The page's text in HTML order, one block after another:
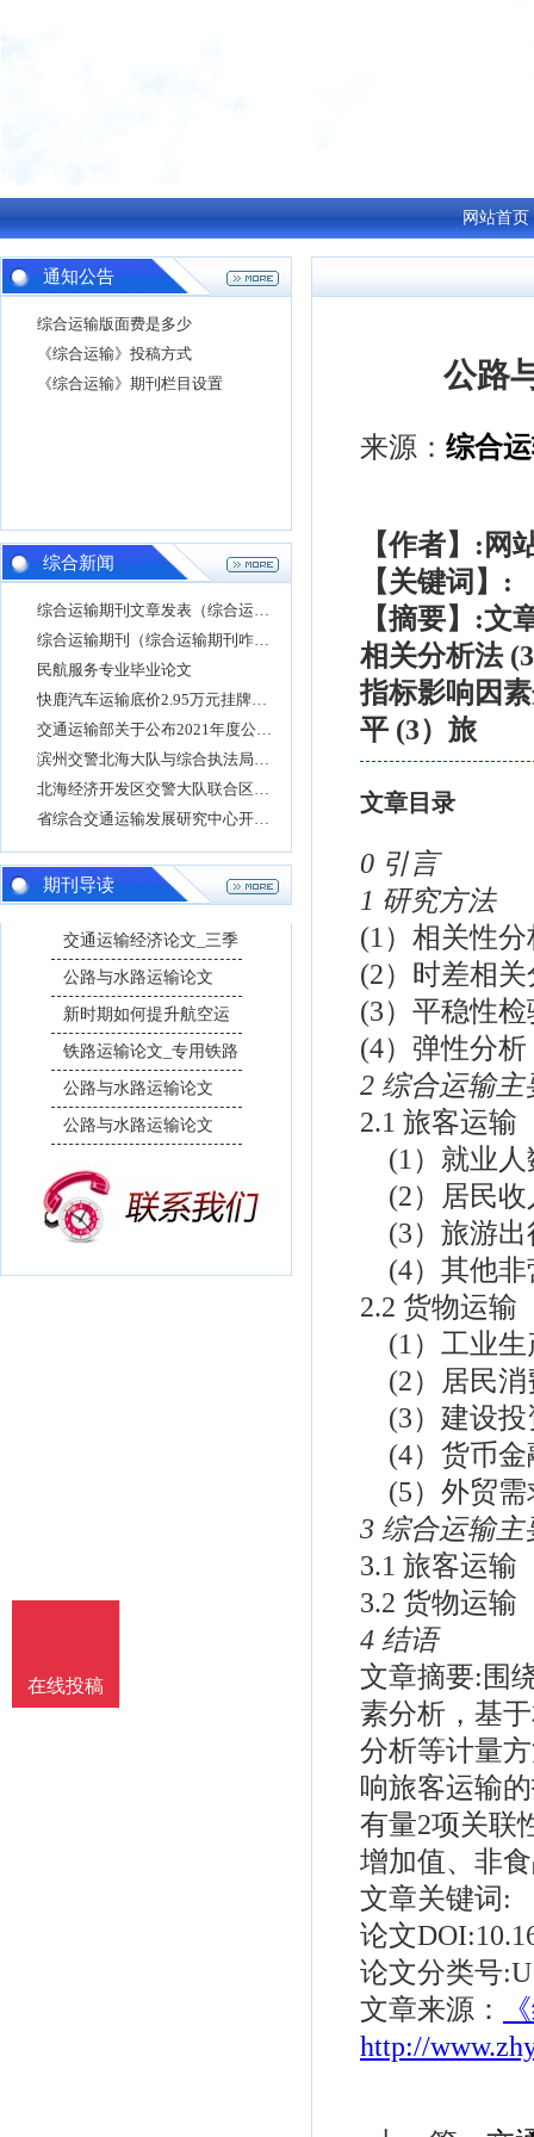
网站首页
通知公告
综合运输版面费是多少
《综合运输》投稿方式
《综合运输》期刊栏目设置
综合新闻
综合运输期刊文章发表（综合运输投稿）
综合运输期刊（综合运输期刊咋样）
民航服务专业毕业论文
快鹿汽车运输底价2.95万元挂牌转让快鹿汽车销售
交通运输部关于公布2021年度公路建设市场全国综
滨州交警北海大队与综合执法局走进运输企业督
北海经济开发区交警大队联合区综合执法局到辖
省综合交通运输发展研究中心开展酒驾醉驾警示
期刊导读
交通运输经济论文_三季
公路与水路运输论文
新时期如何提升航空运
铁路运输论文_专用铁路
公路与水路运输论文
公路与水路运输论文
公路
来源： 综合
【作者】:网
【关键词】:
【摘要】:文
相关分析法
指标影响因
平 (3）旅
文章目录
0 引言
1 研究方法
(1）相关性分
(2）时差相
(3）平稳性检
(4）弹性分析
2 综合运输
2.1 旅客运输
(1）就业人
(2）居民收
(3）旅游出
(4）其他非
2.2 货物运输
(1）工业生
(2）居民消
(3）建设投
(4）货币金
(5）外贸需
3 综合运输
3.1 旅客运输
3.2 货物运输
4 结语
文章摘要:围
素分析，基
分析等计量
响旅客运输
有量2项关联
增加值、非
文章关键词:
论文
论文分类号
文章来源：
http://
在线投稿